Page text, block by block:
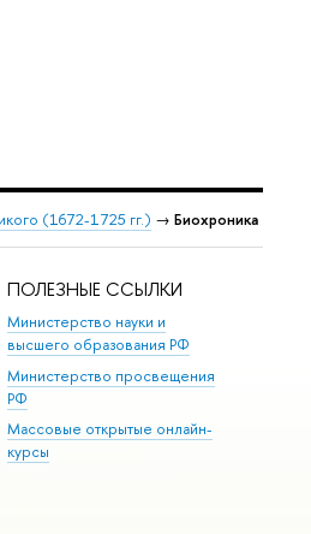
(1672-1725 гг.) → Биохроника
ПОЛЕЗНЫЕ ССЫЛКИ
Министерство науки и
высшего образования РФ
Министерство просвещения
РФ
Массовые открытые онлайн-
курсы